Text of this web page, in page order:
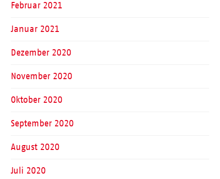
Februar 2021
Januar 2021
Dezember 2020
November 2020
Oktober 2020
September 2020
August 2020
Juli 2020